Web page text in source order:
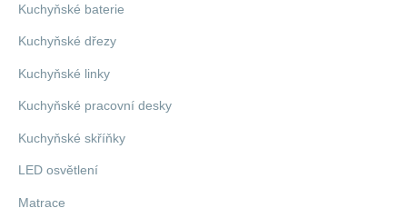
Kuchyňské baterie
Kuchyňské dřezy
Kuchyňské linky
Kuchyňské pracovní desky
Kuchyňské skříňky
LED osvětlení
Matrace